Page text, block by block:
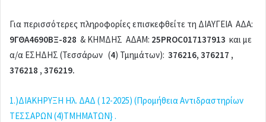
Για περισσότερες πληροφορίες επισκεφθείτε τη ΔΙΑΥΓΕΙΑ ΑΔΑ:
9ΓΘΑ4690ΒΞ-828 & ΚΗΜΔΗΣ ΑΔΑΜ: 25PROC017137913 και με
α/α ΕΣΗΔΗΣ (Τεσσάρων (4) Τμημάτων): 376216, 376217 ,
376218 , 376219.
1.)ΔΙΑΚΗΡΥΞΗ Ηλ. ΔΑΔ ( 12-2025) (Προμήθεια Αντιδραστηρίων
ΤΕΣΣΑΡΩΝ (4)TMHMAΤΩΝ} .